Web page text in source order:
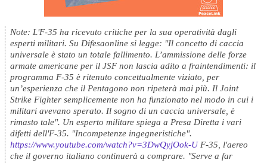
Note: L'F-35 ha ricevuto critiche per la sua operatività dagli
esperti militari. Su Difesaonline si legge: "Il concetto di caccia
universale è stato un totale fallimento. L’ammissione delle forze
armate americane per il JSF non lascia adito a fraintendimenti: il
programma F-35 è ritenuto concettualmente viziato, per
un’esperienza che il Pentagono non ripeterà mai più. Il Joint
Strike Fighter semplicemente non ha funzionato nel modo in cui i
militari avevano sperato. Il sogno di un caccia universale, è
rimasto tale". Un esperto militare spiega a Presa Diretta i vari
difetti dell'F-35. "Incompetenze ingegneristiche".
https://www.youtube.com/watch?v=3DwQyjOok-UF-35, l'aereo
che il governo italiano continuerà a comprare. "Serve a far